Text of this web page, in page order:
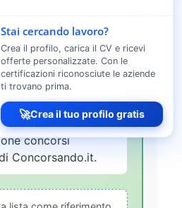
la preparazione
le prove scritte e
profili Maresciallo e
la
dei nuovi bandi
concorsi
Concorsando.it.
Stai cercando lavoro?
Crea il profilo, carica il CV e ricevi
offerte personalizzate. Con le
certificazioni riconosciute le aziende
ti trovano prima.
🚀Crea il tuo profilo gratis